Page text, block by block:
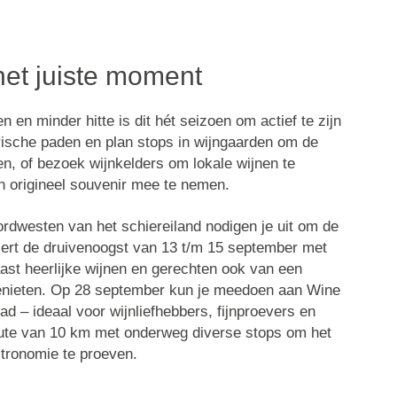
juiste moment
en minder hitte is dit hét seizoen om actief te zijn
paden en plan stops in wijngaarden om de
of bezoek wijnkelders om lokale wijnen te
origineel souvenir mee te nemen.
van het schiereiland nodigen je uit om de
de druivenoogst van 13 t/m 15 september met
heerlijke wijnen en gerechten ook van een
Op 28 septemberkun je meedoen aan Wine
– ideaal voor wijnliefhebbers, fijnproevers en
van 10 km met onderweg diverse stops om het
te proeven.